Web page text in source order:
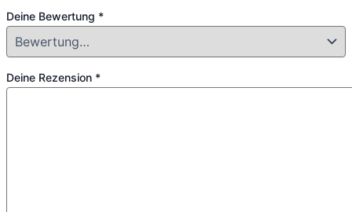
Deine Bewertung *
Deine Rezension *